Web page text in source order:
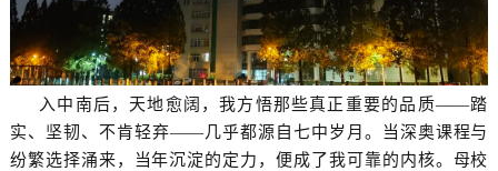
入中南后，天地愈阔，我方悟那些真正重要的品质——踏
实、坚韧、不肯轻弃——几乎都源自七中岁月。当深奥课程与
纷繁选择涌来，当年沉淀的定力，便成了我可靠的内核。母校